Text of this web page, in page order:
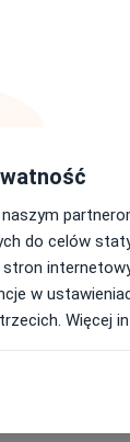
Dziś
7 Sie
do celów
w
Więcej